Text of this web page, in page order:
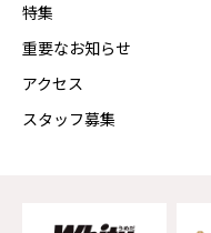
特集
重要なお知らせ
アクセス
スタッフ募集